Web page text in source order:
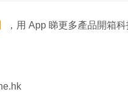
，用 App 睇更多產品開箱